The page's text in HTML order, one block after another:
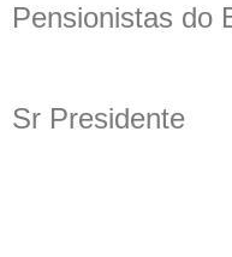
Pensionistas do
Sr Presidente